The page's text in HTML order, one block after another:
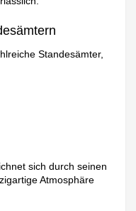
Standesämter,
sich durch seinen
Atmosphäre